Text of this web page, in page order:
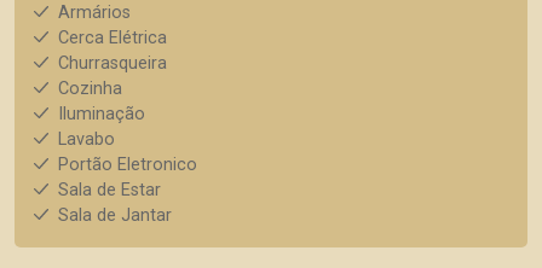
Armários
Cerca Elétrica
Churrasqueira
Cozinha
Iluminação
Lavabo
Portão Eletronico
Sala de Estar
Sala de Jantar